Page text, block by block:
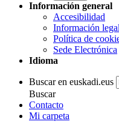
Información general
Accesibilidad
Información legal
Política de
Sede Electrónica
Idioma
Buscar en euskadi.eus
Buscar
Contacto
Mi carpeta